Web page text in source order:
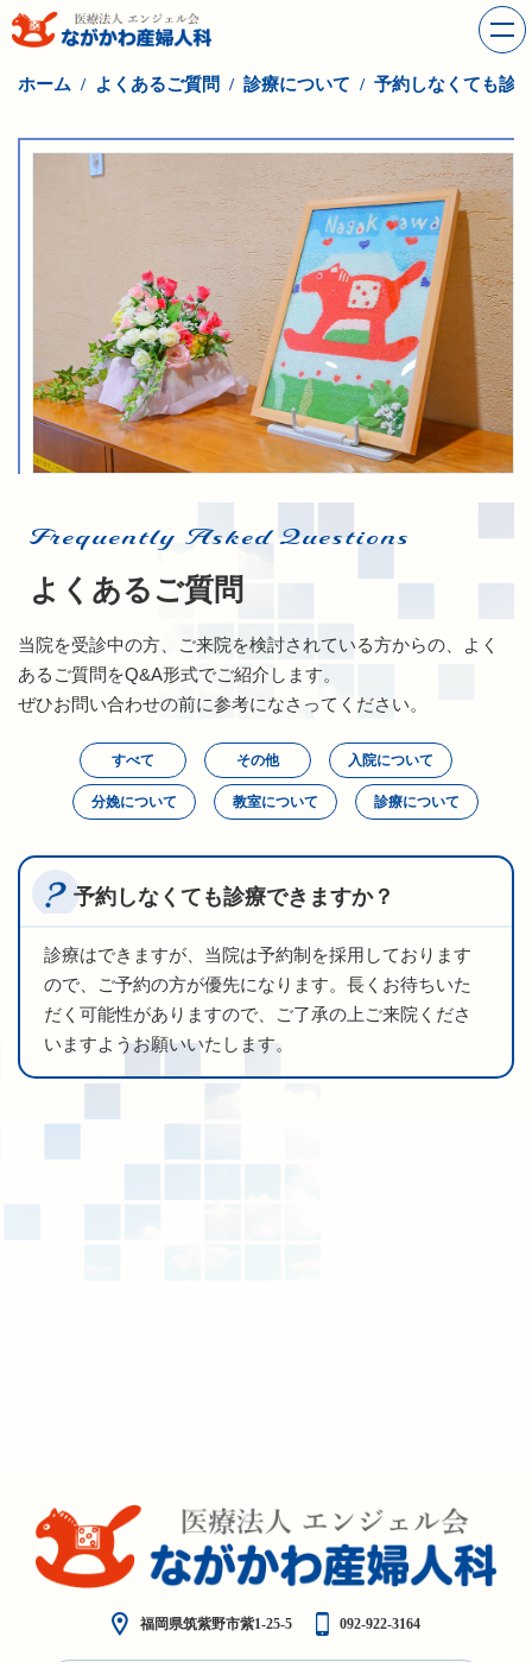
ホーム よくあるご質問 診療について 予約しなくても診
Frequently Asked Questions
よくあるご質問
当院を受診中の方、ご来院を検討されている方からの、よく
あるご質問をQ&A形式でご紹介します。
ぜひお問い合わせの前に参考になさってください。
すべて その他 入院について
分娩について 教室について 診療について
予約しなくても診療できますか？
診療はできますが、当院は予約制を採用しております
ので、ご予約の方が優先になります。長くお待ちいた
だく可能性がありますので、ご了承の上ご来院くださ
いますようお願いいたします。
福岡県筑紫野市紫1-25-5 092-922-3164